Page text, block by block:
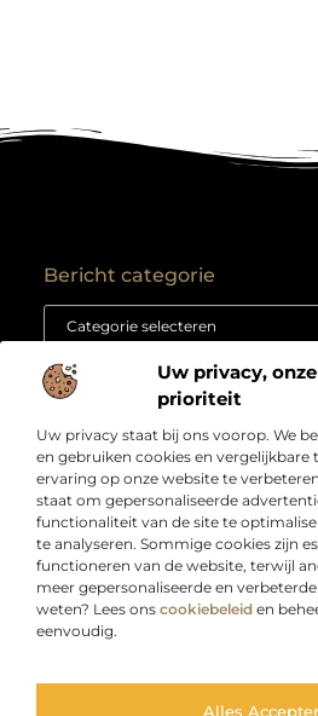
Uw privacy, onze
prioriteit
Uw privacy staat bij ons voorop. We
en gebruiken cookies en
ervaring op onze website te
staat om gepersonaliseerde
functionaliteit van de site te
te analyseren. Sommige cookies zijn
functioneren van de website, terwijl
meer gepersonaliseerde en
weten? Lees ons cookiebeleid en
eenvoudig.
Alles
Over
Bedrijf
“Jouw bron voor slimme
inspiratie”
Laat je verrassen door artikelen
praktische tips en ideeën die je
bij Webdesigndirect.nl – waar
samenkomen om jou vooruit te
Onze informatie
Bericht categorie